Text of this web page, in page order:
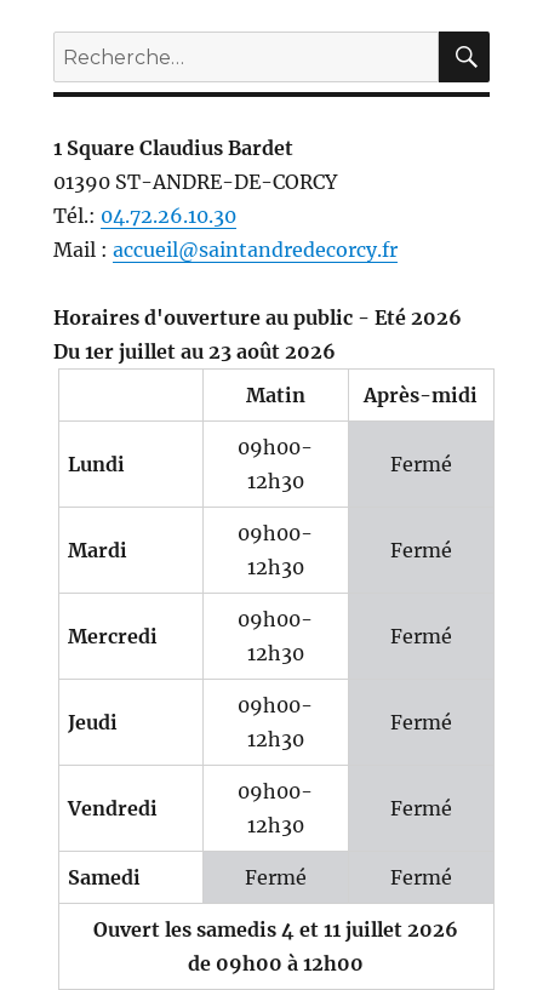
Recherche
pour :
1 Square Claudius Bardet
01390 ST-ANDRE-DE-CORCY
Tél.: 04.72.26.10.30
Mail : accueil@saintandredecorcy.fr
Horaires d'ouverture au public - Eté 2026
Du 1er juillet au 23 août 2026
Matin
Après-midi
Lundi
09h00-
12h30
Fermé
Mardi
09h00-
12h30
Fermé
Mercredi
09h00-
12h30
Fermé
Jeudi
09h00-
12h30
Fermé
Vendredi
09h00-
12h30
Fermé
Samedi Fermé Fermé
Ouvert les samedis 4 et 11 juillet 2026
de 09h00 à 12h00